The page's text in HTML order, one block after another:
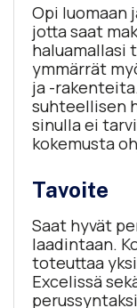
Opi luomaan
jotta saat
haluamallasi
ymmärrät
ja -
suhteellisen
sinulla ei
kokemusta
Tavoite
Saat hyvät
laadintaan.
toteuttaa
Excelissä